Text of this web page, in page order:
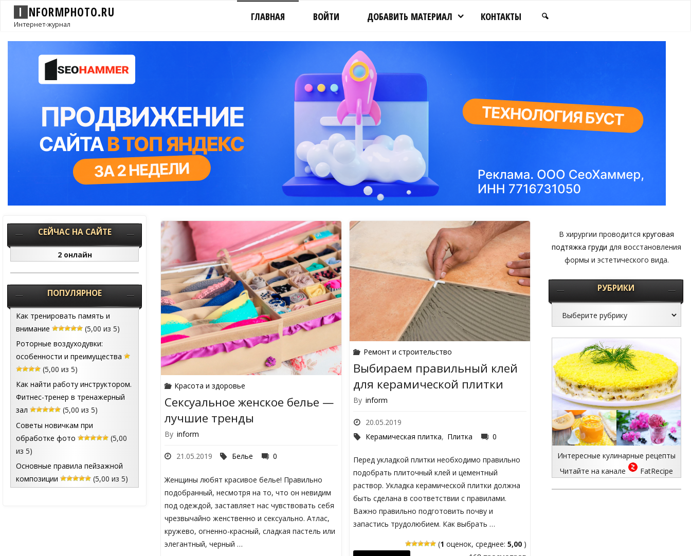
I NFORMPHOTO.RU
Интернет-журнал
ГЛАВНАЯ ВОЙТИ ДОБАВИТЬ МАТЕРИАЛ КОНТАКТЫ
Красота и здоровье
Сексуальное женское белье —
лучшие тренды
By inform
21.05.2019 Белье 0
Женщины любят красивое белье! Правильно
подобранный, несмотря на то, что он невидим
под одеждой, заставляет нас чувствовать себя
чрезвычайно женственно и сексуально. Атлас,
кружево, огненно-красный, сладкая пастель или
элегантный, черный …
Ремонт и строительство
Выбираем правильный клей
для керамической плитки
By inform
20.05.2019
Керамическая плитка, Плитка 0
Перед укладкой плитки необходимо правильно
подобрать плиточный клей и цементный
раствор. Укладка керамической плитки должна
быть сделана в соответствии с правилами.
Важно правильно подготовить почву и
запастись трудолюбием. Как выбрать …
(1 оценок, среднее:5,00 )
СЕЙЧАС НА САЙТЕ
2 онлайн
ПОПУЛЯРНОЕ
Как тренировать память и
внимание
(5,00 из 5)
Роторные воздуходувки:
особенности и преимущества
(5,00 из 5)
Как найти работу инструктором.
Фитнес-тренер в тренажерный
зал
(5,00 из 5)
Советы новичкам при
обработке фото
(5,00
из 5)
Основные правила пейзажной
композиции
(5,00 из 5)
В хирургии проводится круговая
подтяжка груди для восстановления
формы и эстетического вида.
РУБРИКИ
Интересные кулинарные рецепты
Читайте на канале
FatRecipe